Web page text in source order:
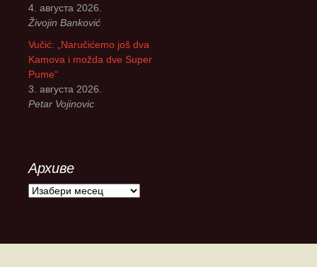
4. августа 2026.
Živojin Banković
Vučić: „Naručićemo još dva
Kamova i možda dve Super
Pume“
3. августа 2026.
Petar Vojinovic
Архиве
А